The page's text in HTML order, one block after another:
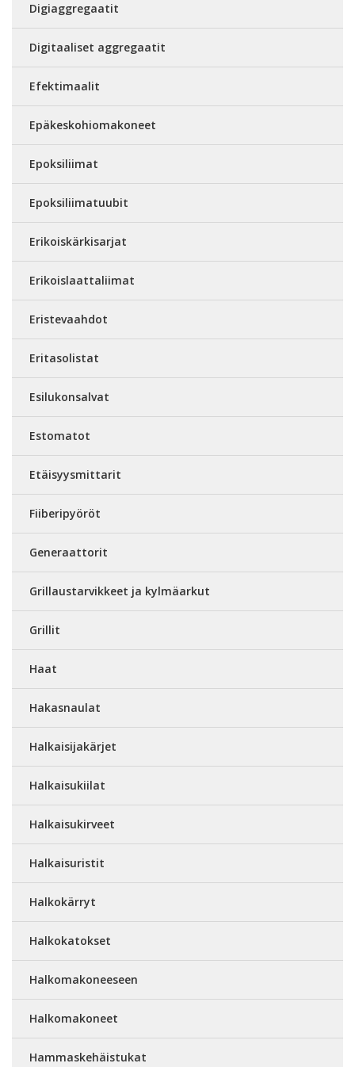
Digiaggregaatit
Digitaaliset aggregaatit
Efektimaalit
Epäkeskohiomakoneet
Epoksiliimat
Epoksiliimatuubit
Erikoiskärkisarjat
Erikoislaattaliimat
Eristevaahdot
Eritasolistat
Esilukonsalvat
Estomatot
Etäisyysmittarit
Fiiberipyöröt
Generaattorit
Grillaustarvikkeet ja kylmäarkut
Grillit
Haat
Hakasnaulat
Halkaisijakärjet
Halkaisukiilat
Halkaisukirveet
Halkaisuristit
Halkokärryt
Halkokatokset
Halkomakoneeseen
Halkomakoneet
Hammaskehäistukat